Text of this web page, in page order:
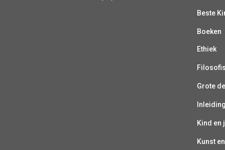
Beste
Boeken
Ethiek
Grote
Kind en
Kunst